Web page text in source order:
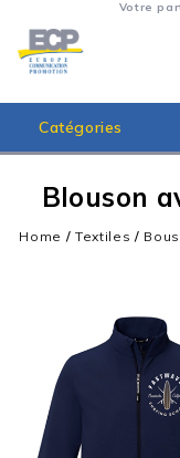
Votre
Catégories
Blouson
Home / Textiles /